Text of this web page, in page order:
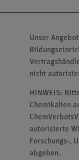
Unser
nicht
HINWEIS:
Chemikalien
autorisierte
Forschungs-,
abgeben.